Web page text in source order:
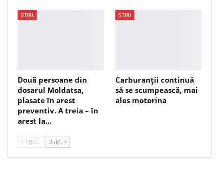
STIRI
Două persoane din
dosarul Moldatsa,
plasate în arest
preventiv. A treia – în
arest la…
STIRI
Carburanții continuă
să se scumpească, mai
ales motorina
PREC. URM.